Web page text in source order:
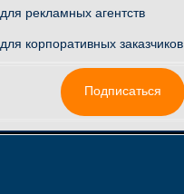
для рекламных агентств
для корпоративных заказчиков
Подписаться